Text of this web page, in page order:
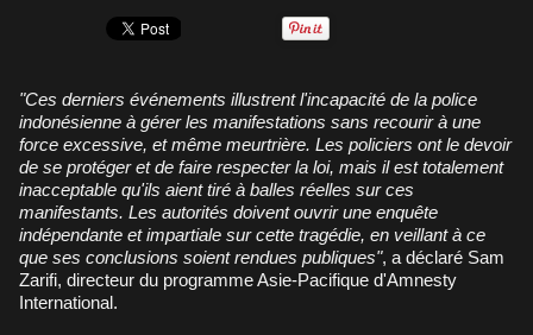
"Ces derniers événements illustrent l'incapacité de la police
indonésienne à gérer les manifestations sans recourir à une
force excessive, et même meurtrière. Les policiers ont le devoir
de se protéger et de faire respecter la loi, mais il est totalement
inacceptable qu'ils aient tiré à balles réelles sur ces
manifestants. Les autorités doivent ouvrir une enquête
indépendante et impartiale sur cette tragédie, en veillant à ce
que ses conclusions soient rendues publiques", a déclaré Sam
Zarifi, directeur du programme Asie-Pacifique d'Amnesty
International.